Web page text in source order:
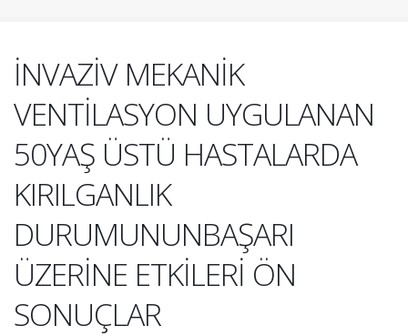
İNVAZİV MEKANİK
VENTİLASYON UYGULANAN
50YAŞ ÜSTÜ HASTALARDA
KIRILGANLIK
DURUMUNUNBAŞARI
ÜZERİNE ETKİLERİ ÖN
SONUÇLAR